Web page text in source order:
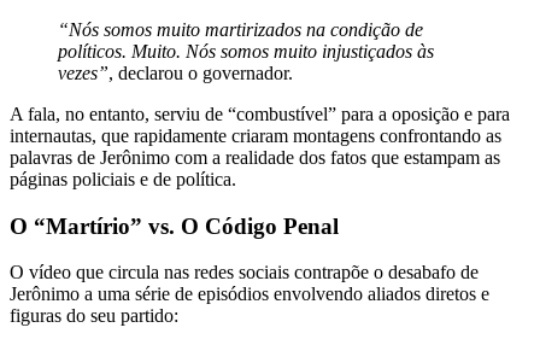
“Nós somos muito martirizados na condição de
políticos. Muito. Nós somos muito injustiçados às
vezes”, declarou o governador.
A fala, no entanto, serviu de “combustível” para a oposição e para
internautas, que rapidamente criaram montagens confrontando as
palavras de Jerônimo com a realidade dos fatos que estampam as
páginas policiais e de política.
O “Martírio” vs. O Código Penal
O vídeo que circula nas redes sociais contrapõe o desabafo de
Jerônimo a uma série de episódios envolvendo aliados diretos e
figuras do seu partido: